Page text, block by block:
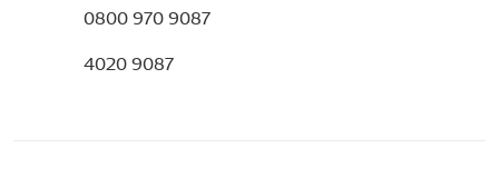
0800 970 9087
4020 9087